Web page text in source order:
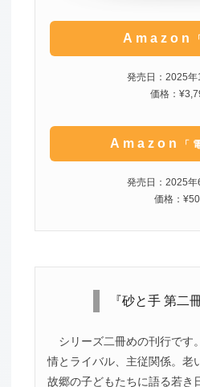
Amazon
発売日：2025年
価格：
Amazon 「
発売日：2025年
価格：
『砂と手 第二
シリーズ二冊めの刊行です
情とライバル、主従関係。老
故郷の子どもたちに語る若き